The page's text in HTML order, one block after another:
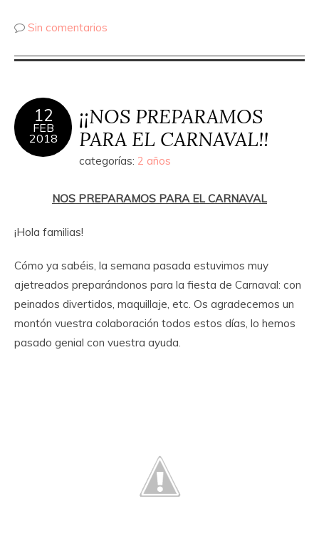
Sin comentarios
12
FEB
2018
¡¡NOS PREPARAMOS
PARA EL CARNAVAL!!
categorías: 2 años
NOS PREPARAMOS PARA EL CARNAVAL
¡Hola familias!
Cómo ya sabéis, la semana pasada estuvimos muy
ajetreados preparándonos para la fiesta de Carnaval: con
peinados divertidos, maquillaje, etc. Os agradecemos un
montón vuestra colaboración todos estos días, lo hemos
pasado genial con vuestra ayuda.